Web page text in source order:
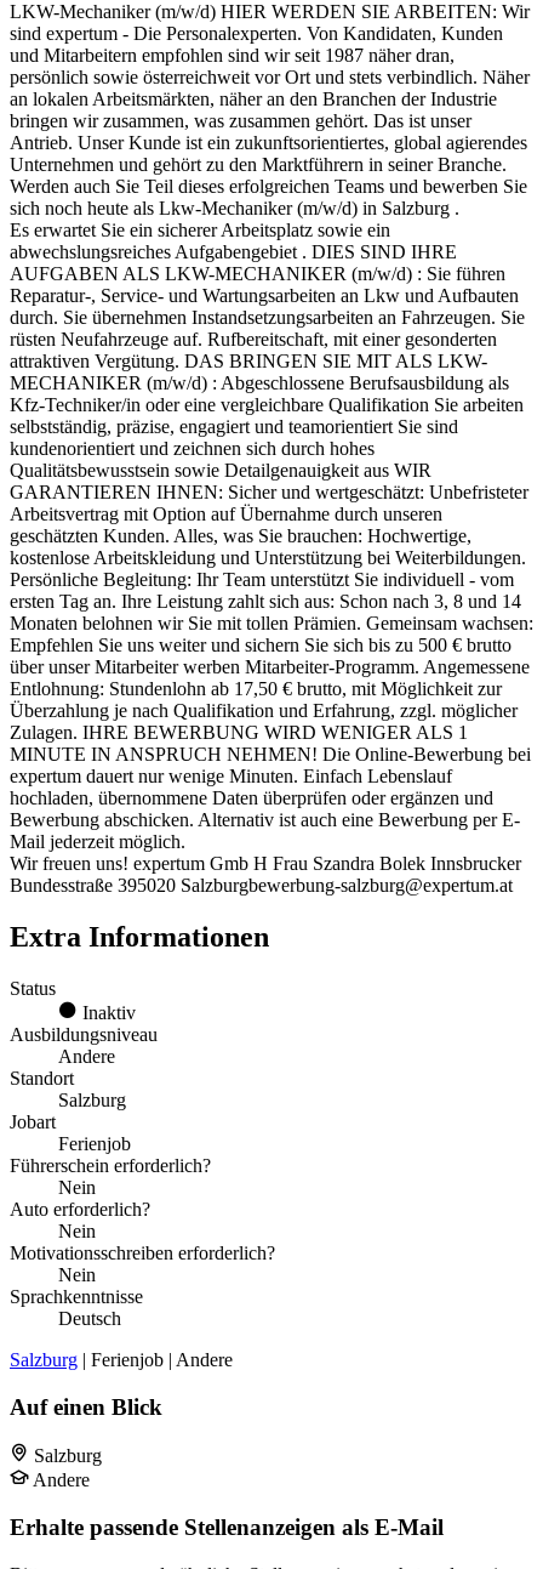
LKW-Mechaniker (m/w/d) HIER WERDEN SIE ARBEITEN: Wir
sind expertum - Die Personalexperten. Von Kandidaten, Kunden
und Mitarbeitern empfohlen sind wir seit 1987 näher dran,
persönlich sowie österreichweit vor Ort und stets verbindlich. Näher
an lokalen Arbeitsmärkten, näher an den Branchen der Industrie
bringen wir zusammen, was zusammen gehört. Das ist unser
Antrieb. Unser Kunde ist ein zukunftsorientiertes, global agierendes
Unternehmen und gehört zu den Marktführern in seiner Branche.
Werden auch Sie Teil dieses erfolgreichen Teams und bewerben Sie
sich noch heute als Lkw-Mechaniker (m/w/d) in Salzburg .
Es erwartet Sie ein sicherer Arbeitsplatz sowie ein
abwechslungsreiches Aufgabengebiet . DIES SIND IHRE
AUFGABEN ALS LKW-MECHANIKER (m/w/d) : Sie führen
Reparatur-, Service- und Wartungsarbeiten an Lkw und Aufbauten
durch. Sie übernehmen Instandsetzungsarbeiten an Fahrzeugen. Sie
rüsten Neufahrzeuge auf. Rufbereitschaft, mit einer gesonderten
attraktiven Vergütung. DAS BRINGEN SIE MIT ALS LKW-
MECHANIKER (m/w/d) : Abgeschlossene Berufsausbildung als
Kfz-Techniker/in oder eine vergleichbare Qualifikation Sie arbeiten
selbstständig, präzise, engagiert und teamorientiert Sie sind
kundenorientiert und zeichnen sich durch hohes
Qualitätsbewusstsein sowie Detailgenauigkeit aus WIR
GARANTIEREN IHNEN: Sicher und wertgeschätzt: Unbefristeter
Arbeitsvertrag mit Option auf Übernahme durch unseren
geschätzten Kunden. Alles, was Sie brauchen: Hochwertige,
kostenlose Arbeitskleidung und Unterstützung bei Weiterbildungen.
Persönliche Begleitung: Ihr Team unterstützt Sie individuell - vom
ersten Tag an. Ihre Leistung zahlt sich aus: Schon nach 3, 8 und 14
Monaten belohnen wir Sie mit tollen Prämien. Gemeinsam wachsen:
Empfehlen Sie uns weiter und sichern Sie sich bis zu 500 € brutto
über unser Mitarbeiter werben Mitarbeiter-Programm. Angemessene
Entlohnung: Stundenlohn ab 17,50 € brutto, mit Möglichkeit zur
Überzahlung je nach Qualifikation und Erfahrung, zzgl. möglicher
Zulagen. IHRE BEWERBUNG WIRD WENIGER ALS 1
MINUTE IN ANSPRUCH NEHMEN! Die Online-Bewerbung bei
expertum dauert nur wenige Minuten. Einfach Lebenslauf
hochladen, übernommene Daten überprüfen oder ergänzen und
Bewerbung abschicken. Alternativ ist auch eine Bewerbung per E-
Mail jederzeit möglich.
Wir freuen uns! expertum Gmb H Frau Szandra Bolek Innsbrucker
Bundesstraße 395020 Salzburgbewerbung-salzburg@expertum.at
Extra Informationen
Status
Inaktiv
Ausbildungsniveau
Andere
Standort
Salzburg
Jobart
Ferienjob
Führerschein erforderlich?
Nein
Auto erforderlich?
Nein
Motivationsschreiben erforderlich?
Nein
Sprachkenntnisse
Deutsch
Salzburg | Ferienjob | Andere
Auf einen Blick
Salzburg
Andere
Erhalte passende Stellenanzeigen als E-Mail